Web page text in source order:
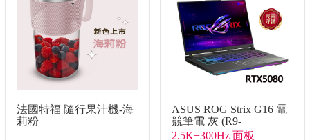
法國特福 隨行果汁機-海
莉粉
ASUS ROG Strix G16 電
競筆電 灰 (R9-
8940HX/16G/1TB
2.5K+300Hz 面板